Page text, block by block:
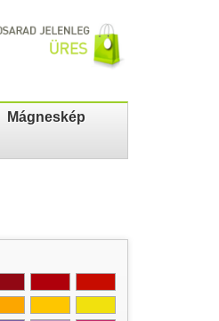
Mágneskép